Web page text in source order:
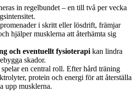
in regelbundet – en till två per vecka
i skritt eller lösdrift, främjar
hjälper musklerna att återhämta sig
och eventuellt fysioterapi kan lindra
skador.
spelar en central roll. Efter hård träning
protein och energi för att återställa
upp musklerna.